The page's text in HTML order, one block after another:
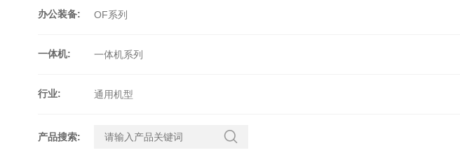
办公装备: OF系列
一体机: 一体机系列
行业: 通用机型
产品搜索: